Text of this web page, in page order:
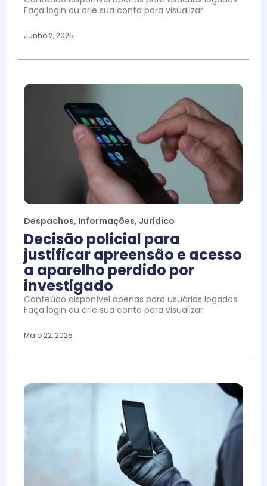
Faça login ou crie sua conta para visualizar
Junho 2, 2025
Despachos, Informações, Jurídico
Decisão policial para
justificar apreensão e acesso
a aparelho perdido por
investigado
Conteúdo disponível apenas para usuários logados
Faça login ou crie sua conta para visualizar
Maio 22, 2025